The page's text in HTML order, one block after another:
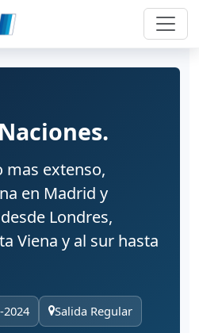
extenso,
en Madrid y
Londres,
Viena y al sur hasta
2024 Salida Regular